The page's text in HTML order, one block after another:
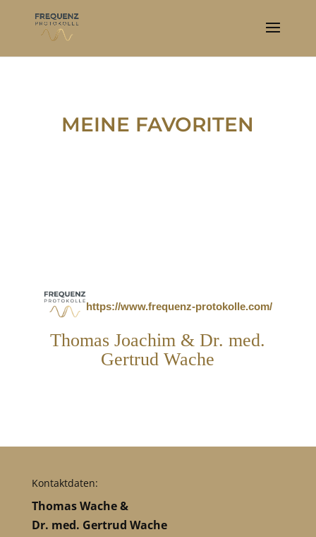
MEINE FAVORITEN
https://www.frequenz-protokolle.com/
Thomas Joachim & Dr. med.
Gertrud Wache
Kontaktdaten:
Thomas Wache &
Dr. med. Gertrud Wache